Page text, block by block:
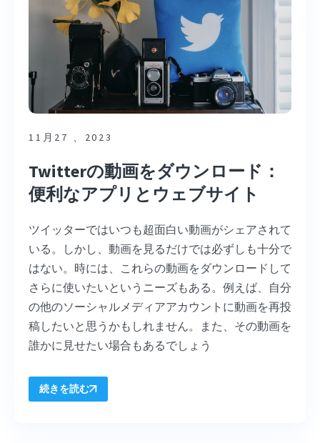
11月27 、2023
Twitterの動画をダウンロード：
便利なアプリとウェブサイト
ツイッターではいつも超面白い動画がシェアされて
いる。しかし、動画を見るだけでは必ずしも十分で
はない。時には、これらの動画をダウンロードして
さらに使いたいというニーズもある。例えば、自分
の他のソーシャルメディアアカウントに動画を再投
稿したいと思うかもしれません。また、その動画を
誰かに見せたい場合もあるでしょう
続きを読む